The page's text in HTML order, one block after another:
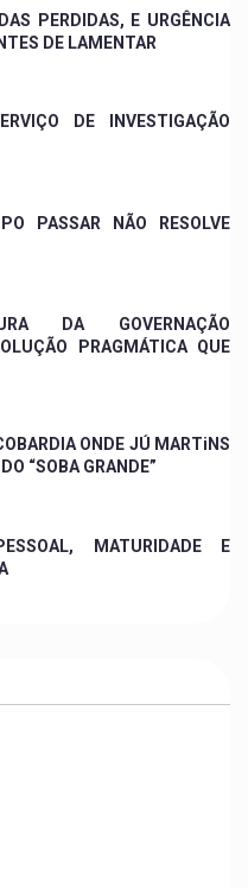
PERDIDAS, E URGÊNCIA
DE LAMENTAR
DE INVESTIGAÇÃO
PASSAR NÃO RESOLVE
DA GOVERNAÇÃO
PRAGMÁTICA QUE
ONDE JÚ MARTiNS
“SOBA GRANDE”
MATURIDADE E